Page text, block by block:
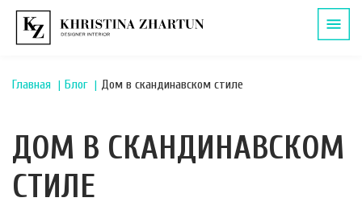
Главная Блог Дом в скандинавском стиле
ДОМ В СКАНДИНАВСКОМ
СТИЛЕ